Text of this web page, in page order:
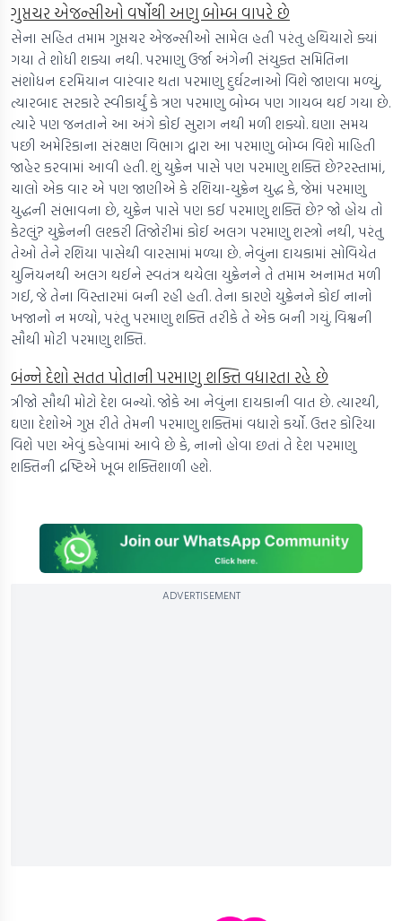
ગુપ્તચર એજન્સીઓ વર્ષોથી અણુ બોમ્બ વાપરે છે
સેના સહિત તમામ ગુપ્તચર એજન્સીઓ સામેલ હતી પરંતુ હથિયારો ક્યાં
ગયા તે શોધી શક્યા નથી. પરમાણુ ઉર્જા અંગેની સંયુક્ત સમિતિના
સંશોધન દરમિયાન વારંવાર થતા પરમાણુ દુર્ઘટનાઓ વિશે જાણવા મળ્યું,
ત્યારબાદ સરકારે સ્વીકાર્યું કે ત્રણ પરમાણુ બોમ્બ પણ ગાયબ થઈ ગયા છે.
ત્યારે પણ જનતાને આ અંગે કોઈ સુરાગ નથી મળી શક્યો. ઘણા સમય
પછી અમેરિકાના સંરક્ષણ વિભાગ દ્વારા આ પરમાણુ બોમ્બ વિશે માહિતી
જાહેર કરવામાં આવી હતી. શું યુક્રેન પાસે પણ પરમાણુ શક્તિ છે?રસ્તામાં,
ચાલો એક વાર એ પણ જાણીએ કે રશિયા-યુક્રેન યુદ્ધ કે, જેમાં પરમાણુ
યુદ્ધની સંભાવના છે, યુક્રેન પાસે પણ કઈ પરમાણુ શક્તિ છે? જો હોય તો
કેટલું? યુક્રેનની લશ્કરી તિજોરીમાં કોઈ અલગ પરમાણુ શસ્ત્રો નથી, પરંતુ
તેઓ તેને રશિયા પાસેથી વારસામાં મળ્યા છે. નેવુંના દાયકામાં સોવિયેત
યુનિયનથી અલગ થઈને સ્વતંત્ર થયેલા યુક્રેનને તે તમામ અનામત મળી
ગઈ, જે તેના વિસ્તારમાં બની રહી હતી. તેના કારણે યુક્રેનને કોઈ નાનો
ખજાનો ન મળ્યો, પરંતુ પરમાણુ શક્તિ તરીકે તે એક બની ગયું. વિશ્વની
સૌથી મોટી પરમાણુ શક્તિ.
બંન્ને દેશો સતત પોતાની પરમાણુ શક્તિ વધારતા રહે છે
ત્રીજો સૌથી મોટો દેશ બન્યો. જોકે આ નેવુંના દાયકાની વાત છે. ત્યારથી,
ઘણા દેશોએ ગુપ્ત રીતે તેમની પરમાણુ શક્તિમાં વધારો કર્યો. ઉત્તર કોરિયા
વિશે પણ એવું કહેવામાં આવે છે કે, નાનો હોવા છતાં તે દેશ પરમાણુ
શક્તિની દ્રષ્ટિએ ખૂબ શક્તિશાળી હશે.
ADVERTISEMENT